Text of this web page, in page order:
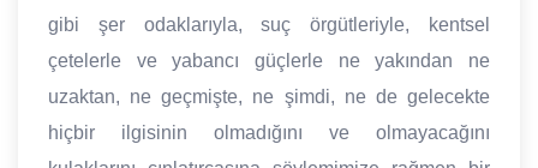
gibi şer odaklarıyla, suç örgütleriyle, kentsel
çetelerle ve yabancı güçlerle ne yakından ne
uzaktan, ne geçmişte, ne şimdi, ne de gelecekte
hiçbir ilgisinin olmadığını ve olmayacağını